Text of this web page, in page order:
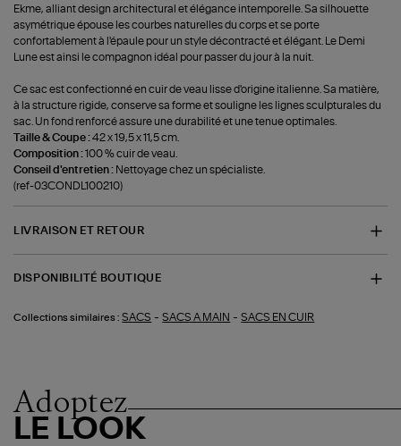
Ekme, alliant design architectural et élégance intemporelle. Sa silhouette
asymétrique épouse les courbes naturelles du corps et se porte
confortablement à l'épaule pour un style décontracté et élégant. Le Demi
Lune est ainsi le compagnon idéal pour passer du jour à la nuit.
Ce sac est confectionné en cuir de veau lisse d'origine italienne. Sa matière,
à la structure rigide, conserve sa forme et souligne les lignes sculpturales du
sac. Un fond renforcé assure une durabilité et une tenue optimales.
Taille & Coupe :42 x 19,5 x 11,5 cm.
Composition :100 % cuir de veau.
Conseil d'entretien : Nettoyage chez un spécialiste.
(ref-03CONDL100210)
LIVRAISON ET RETOUR
DISPONIBILITÉ BOUTIQUE
Collections similaires : SACS -SACS A MAIN -SACS EN CUIR
Adoptez
LE LOOK